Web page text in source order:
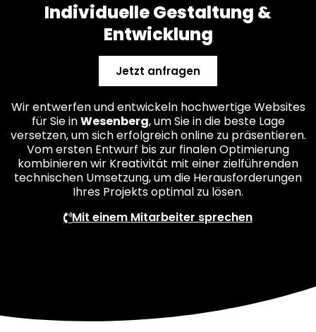
Individuelle Gestaltung &
Entwicklung
Jetzt anfragen
Wir entwerfen und entwickeln hochwertige Websites
für Sie inWesenberg, um Sie in die beste Lage
versetzen, um sich erfolgreich online zu präsentieren.
Vom ersten Entwurf bis zur finalen Optimierung
kombinieren wir Kreativität mit einer zielführenden
technischen Umsetzung, um die Herausforderungen
Ihres Projekts optimal zu lösen.
Mit einem Mitarbeiter sprechen